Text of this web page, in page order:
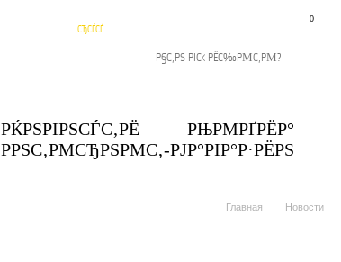
0
СЂСЃСЃ
РЌРЅРІРЅСЃС‚РЁ
РЊРΜРҐРЁР°
РРЅС‚РΜСЂРЅРΜС‚-РЈР°РІР°Р·РЁРЅ
Главная Новости